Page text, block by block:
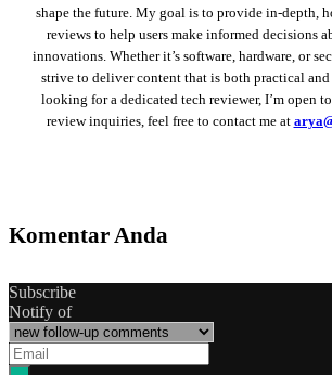
shape the future. My goal is to provide in-depth,
reviews to help users make informed decisions
innovations. Whether it’s software, hardware, or
strive to deliver content that is both practical and
looking for a dedicated tech reviewer, I’m open
review inquiries, feel free to contact me at
Komentar Anda
Subscribe
Notify of